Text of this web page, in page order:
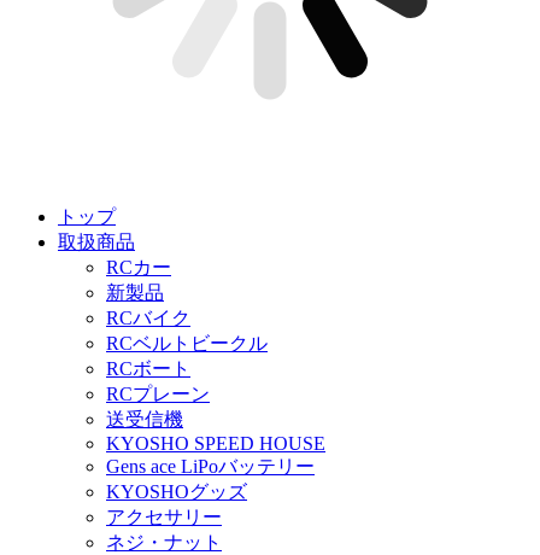
トップ
取扱商品
RCカー
新製品
RCバイク
RCベルトビークル
RCボート
RCプレーン
送受信機
KYOSHO SPEED HOUSE
Gens ace LiPoバッテリー
KYOSHOグッズ
アクセサリー
ネジ・ナット